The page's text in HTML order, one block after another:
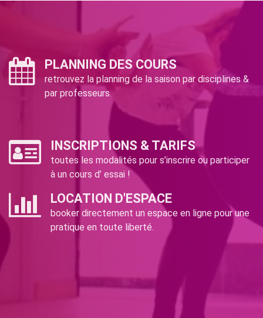
PLANNING DES COURS
retrouvez la planning de la saison par disciplines &
par professeurs.
INSCRIPTIONS & TARIFS
toutes les modalités pour s’inscrire ou participer
à un cours d’ essai !
LOCATION D'ESPACE
booker directement un espace en ligne pour une
pratique en toute liberté.